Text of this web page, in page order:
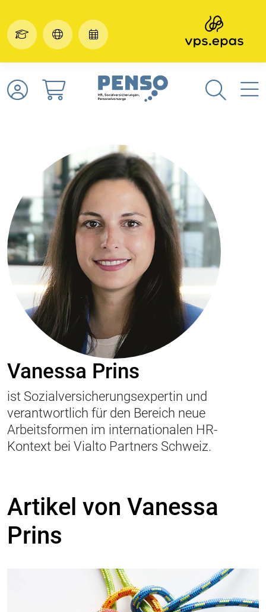
Vanessa Prins
ist Sozialversicherungsexpertin und
verantwortlich für den Bereich neue
Arbeitsformen im internationalen HR-
Kontext bei Vialto Partners Schweiz.
Artikel von Vanessa
Prins